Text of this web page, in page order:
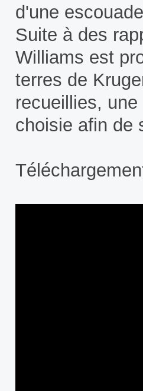
d'une
Suite à des
Williams est
terres de
recueillies,
choisie afin de